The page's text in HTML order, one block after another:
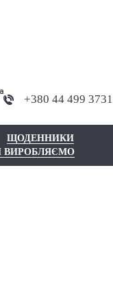
+380 44 499 3731
ЩОДЕННИКИ
ВИРОБЛЯЄМО